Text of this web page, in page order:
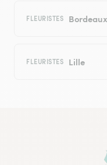
FLEURISTES Bordeaux
FLEURISTES Lille